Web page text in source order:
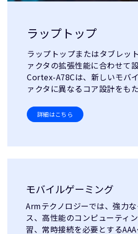
ラップトップ
ラップトップまたはタブレッ
ァクタの拡張性能に合わせて
Cortex-A78Cは、新しいモバ
ァクタに異なるコア設計をもた
詳細はこちら
モバイルゲーミング
Armテクノロジーでは、強力
ス、高性能のコンピューティ
習、常時接続を必要とする